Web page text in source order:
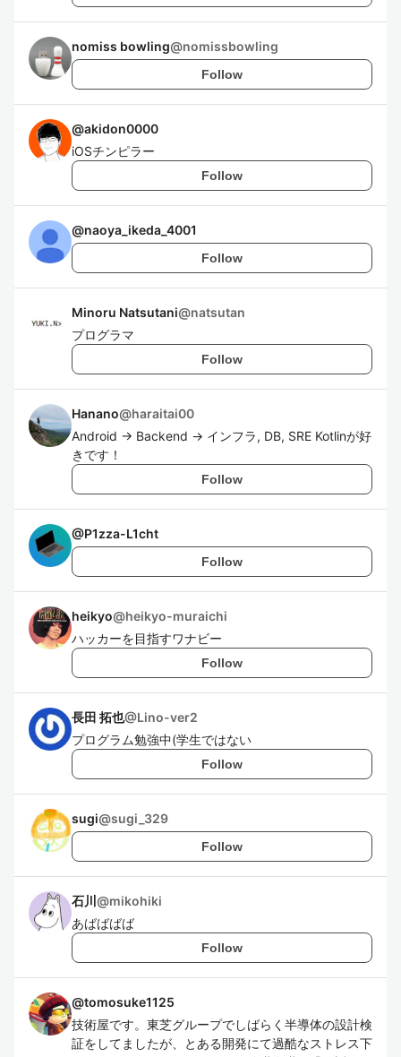
nomiss bowling@nomissbowling
Follow
@akidon0000
iOSチンピラー
Follow
@naoya_ikeda_4001
Follow
Minoru Natsutani@natsutan
プログラマ
Follow
Hanano@haraitai00
Android → Backend → インフラ, DB, SRE Kotlinが好
きです！
Follow
@P1zza-L1cht
Follow
heikyo@heikyo-muraichi
ハッカーを目指すワナビー
Follow
長田 拓也@Lino-ver2
プログラム勉強中(学生ではない
Follow
sugi@sugi_329
Follow
石川 @mikohiki
あばばばば
Follow
@tomosuke1125
技術屋です。東芝グループでしばらく半導体の設計検
証をしてましたが、とある開発にて過酷なストレス下